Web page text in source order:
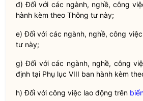
đ) Đối với các ngành, nghề, công
hành kèm theo Thông tư này;
e) Đối với các ngành, nghề, công
tư này;
g) Đối với các ngành, nghề, công
định tại Phụ lục VIII ban hành kèm
h) Đối với công việc lao động trên